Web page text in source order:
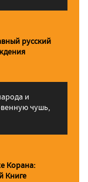
русский
и
чушь,
Корана:
Книге